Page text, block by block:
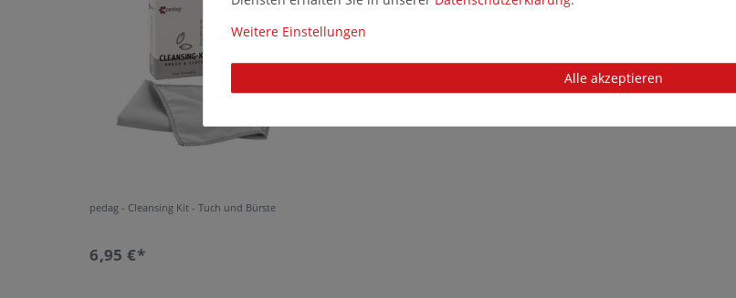
pedag - Cleansing Kit - Tuch und Bürste
6,95 €*
Weitere Einstellungen
Alle akzeptieren